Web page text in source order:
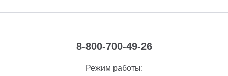
8-800-700-49-26
Режим работы: